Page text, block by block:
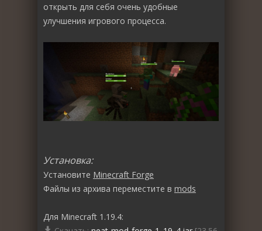
открыть для себя очень удобные
улучшения игрового процесса.
Установка:
Установите Minecraft Forge
Файлы из архива переместите в mods
Для Minecraft 1.19.4: